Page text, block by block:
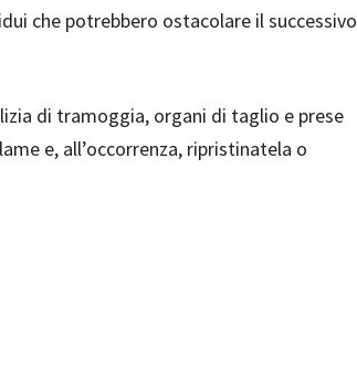
che potrebbero ostacolare il successivo
di tramoggia, organi di taglio e prese
e, all’occorrenza, ripristinatela o